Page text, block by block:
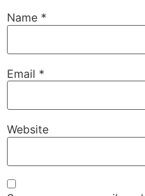
Name *
Email *
Website